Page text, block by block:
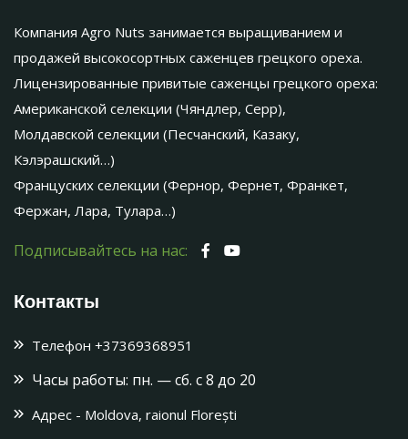
Компания Agro Nuts занимается выращиванием и
продажей высокосортных саженцев грецкого ореха.
Лицензированные привитые саженцы грецкого ореха:
Американской селекции (Чяндлер, Серр),
Молдавской селекции (Песчанский, Казаку,
Кэлэрашский…)
Француских селекции (Фернор, Фернет, Франкет,
Фержан, Лара, Тулара…)
Подписывайтесь на нас:
Контакты
Телефон +37369368951
Часы работы: пн. — сб. c 8 до 20
Адрес - Moldova, raionul Florești